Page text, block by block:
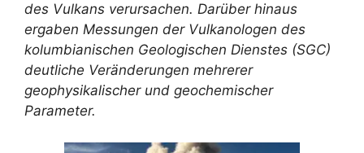
des Vulkans verursachen. Darüber hinaus
ergaben Messungen der Vulkanologen des
kolumbianischen Geologischen Dienstes (SGC)
deutliche Veränderungen mehrerer
geophysikalischer und geochemischer
Parameter.